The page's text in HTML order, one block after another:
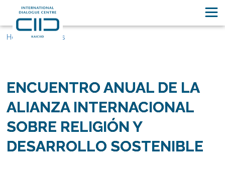
Home Eventos
ENCUENTRO ANUAL DE LA
ALIANZA INTERNACIONAL
SOBRE RELIGIÓN Y
DESARROLLO SOSTENIBLE